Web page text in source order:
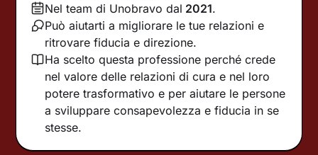
Nel team di Unobravo dal 2021.
Può aiutarti a migliorare le tue relazioni e
ritrovare fiducia e direzione.
Ha scelto questa professione perché crede
nel valore delle relazioni di cura e nel loro
potere trasformativo e per aiutare le persone
a sviluppare consapevolezza e fiducia in se
stesse.